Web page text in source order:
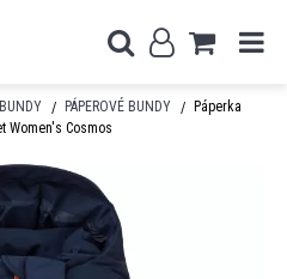
BUNDY PÁPEROVÉ BUNDY
Páperka
Women's Cosmos